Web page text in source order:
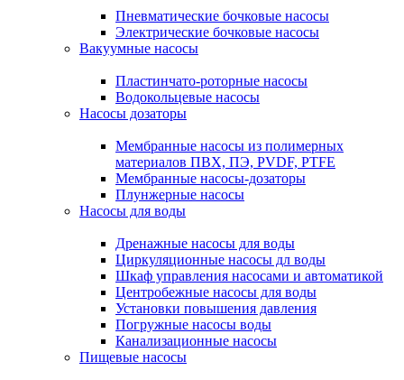
Пневматические бочковые насосы
Электрические бочковые насосы
Вакуумные насосы
Пластинчато-роторные насосы
Водокольцевые насосы
Насосы дозаторы
Мембранные насосы из полимерных
материалов ПВХ, ПЭ, PVDF, PTFE
Мембранные насосы-дозаторы
Плунжерные насосы
Насосы для воды
Дренажные насосы для воды
Циркуляционные насосы дл воды
Шкаф управления насосами и автоматикой
Центробежные насосы для воды
Установки повышения давления
Погружные насосы воды
Канализационные насосы
Пищевые насосы